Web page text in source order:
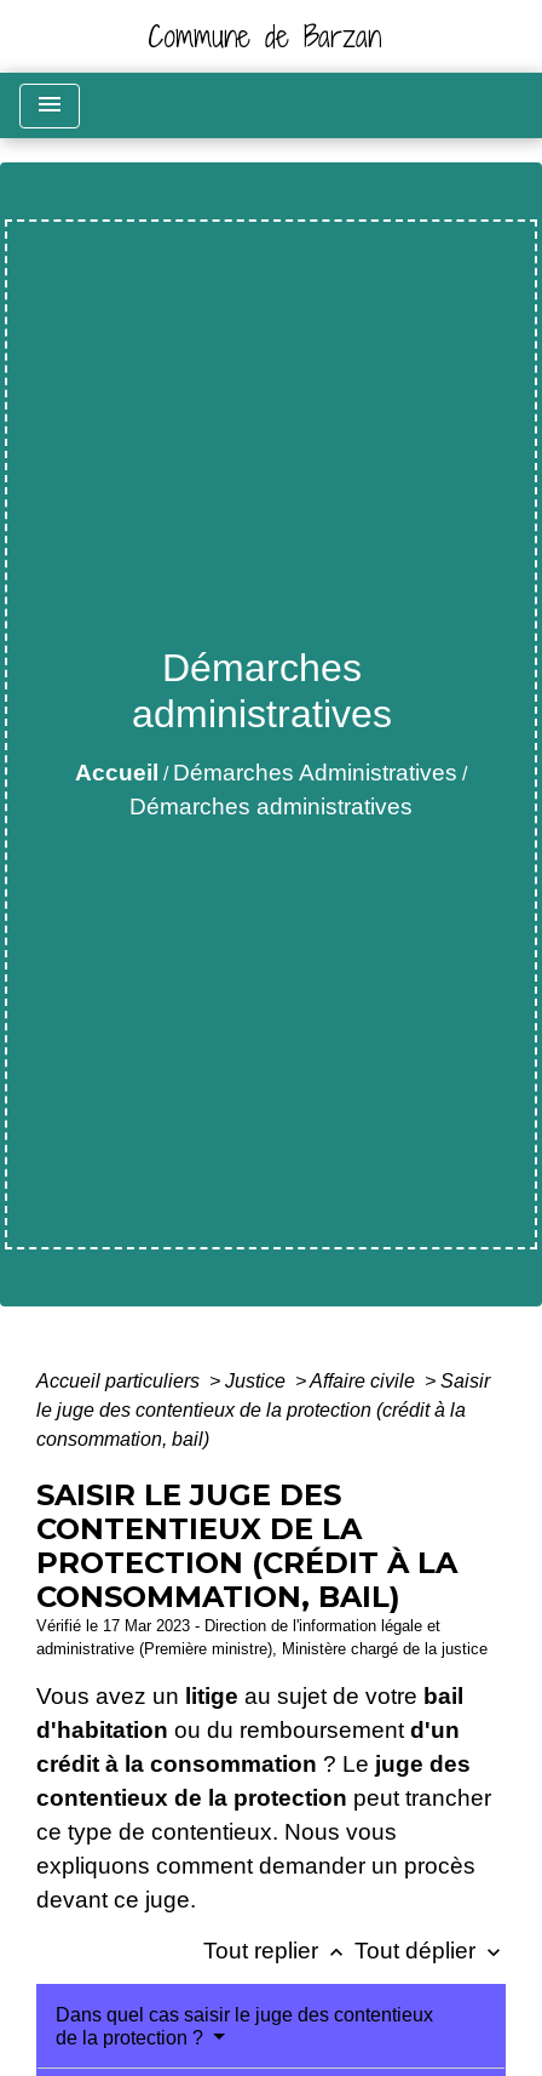
Commune de Barzan
menu
Démarches
administratives
Accueil / Démarches Administratives /
Démarches administratives
Accueil particuliers > Justice >Affaire civile > Saisir
le juge des contentieux de la protection (crédit à la
consommation, bail)
SAISIR LE JUGE DES
CONTENTIEUX DE LA
PROTECTION (CRÉDIT À LA
CONSOMMATION, BAIL)
Vérifié le 17 Mar 2023 - Direction de l'information légale et
administrative (Première ministre), Ministère chargé de la justice
Vous avez un litige au sujet de votre bail
d'habitation ou du remboursementd'un
crédit à la consommation ? Le juge des
contentieux de la protection peut trancher
ce type de contentieux. Nous vous
expliquons comment demander un procès
devant ce juge.
Tout replier keyboard_arrow_up Tout déplier keyboard_arrow_down
Dans quel cas saisir le juge des contentieux
de la protection ?